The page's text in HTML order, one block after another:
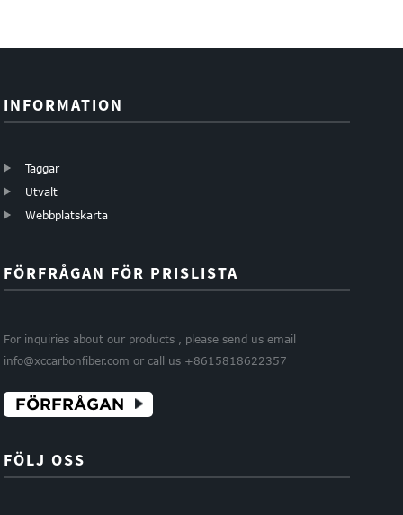
INFORMATION
Taggar
Utvalt
Webbplatskarta
FÖRFRÅGAN FÖR PRISLISTA
For inquiries about our products , please send us email
info@xccarbonfiber.com or call us +8615818622357
FÖRFRÅGAN
FÖLJ OSS